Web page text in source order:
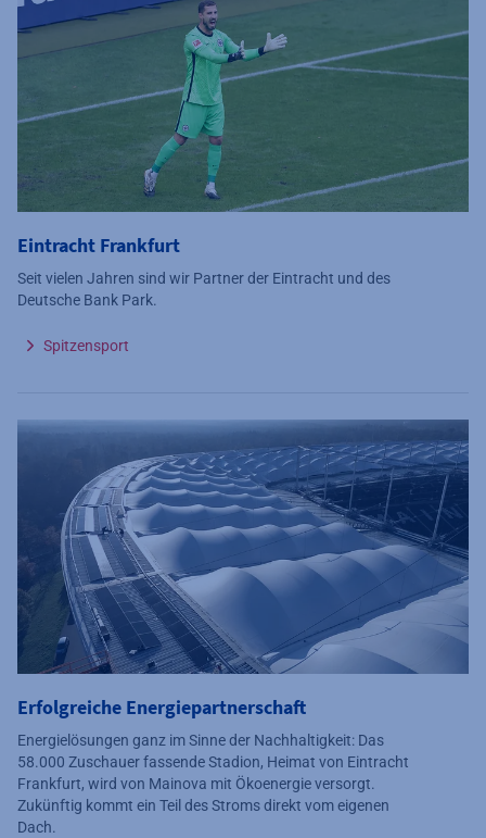
Eintracht Frankfurt
Seit vielen Jahren sind wir Partner der Eintracht und des
Deutsche Bank Park.
Spitzensport
Erfolgreiche Energiepartnerschaft
Energielösungen ganz im Sinne der Nachhaltigkeit: Das
58.000 Zuschauer fassende Stadion, Heimat von Eintracht
Frankfurt, wird von Mainova mit Ökoenergie versorgt.
Zukünftig kommt ein Teil des Stroms direkt vom eigenen
Dach.